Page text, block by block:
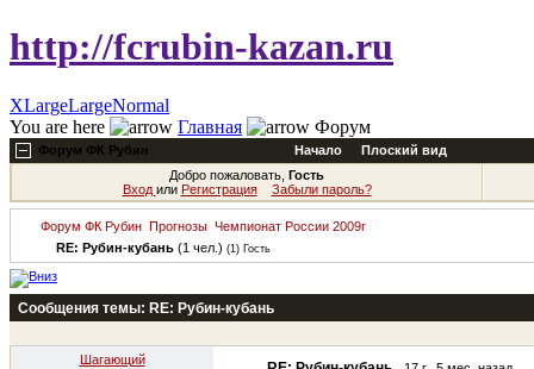
http://fcrubin-kazan.ru
XLargeLargeNormal
You are here
Главная Форум
Форум ФК Рубин Начало
Плоский вид
Добро пожаловать, Гость
Вход или Регистрация Забыли пароль?
Форум ФК Рубин Прогнозы Чемпионат России 2009г
RE: Рубин-кубань (1 чел.) (1) Гость
Сообщения темы: RE: Рубин-кубань
Шагающий